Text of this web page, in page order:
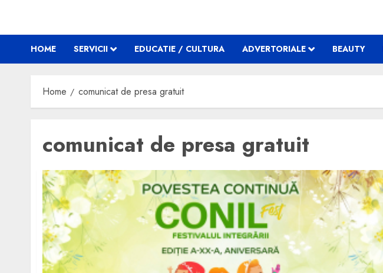
HOME SERVICII EDUCATIE / CULTURA ADVERTORIALE BEAUTY
Home comunicat de presa gratuit
comunicat de presa gratuit